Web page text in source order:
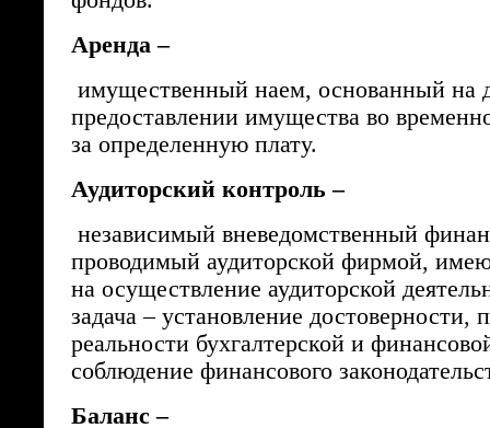
Аренда –
имущественный наем, основанный на
предоставлении имущества во
за определенную плату.
Аудиторский контроль –
независимый вневедомственный
проводимый аудиторской фирмой,
на осуществление аудиторской
задача – установление достоверности,
реальности бухгалтерской и
соблюдение финансового
Баланс –